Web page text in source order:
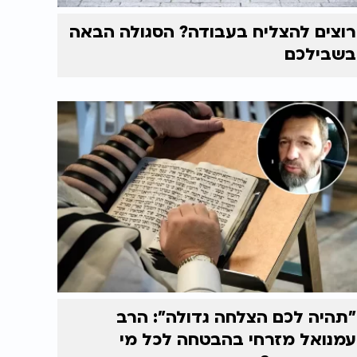
רוצים להצליח בעבודה? הסגולה הבאה
בשבילכם
"תהיה לכם הצלחה גדולה": הרב
עמנואל מזרחי בהבטחה לכל מי